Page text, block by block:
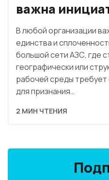
важна
В любой организации
единства и
большой сети АЗС, где
географически или
рабочей среды
для признания…
2 МИН ЧТЕНИЯ